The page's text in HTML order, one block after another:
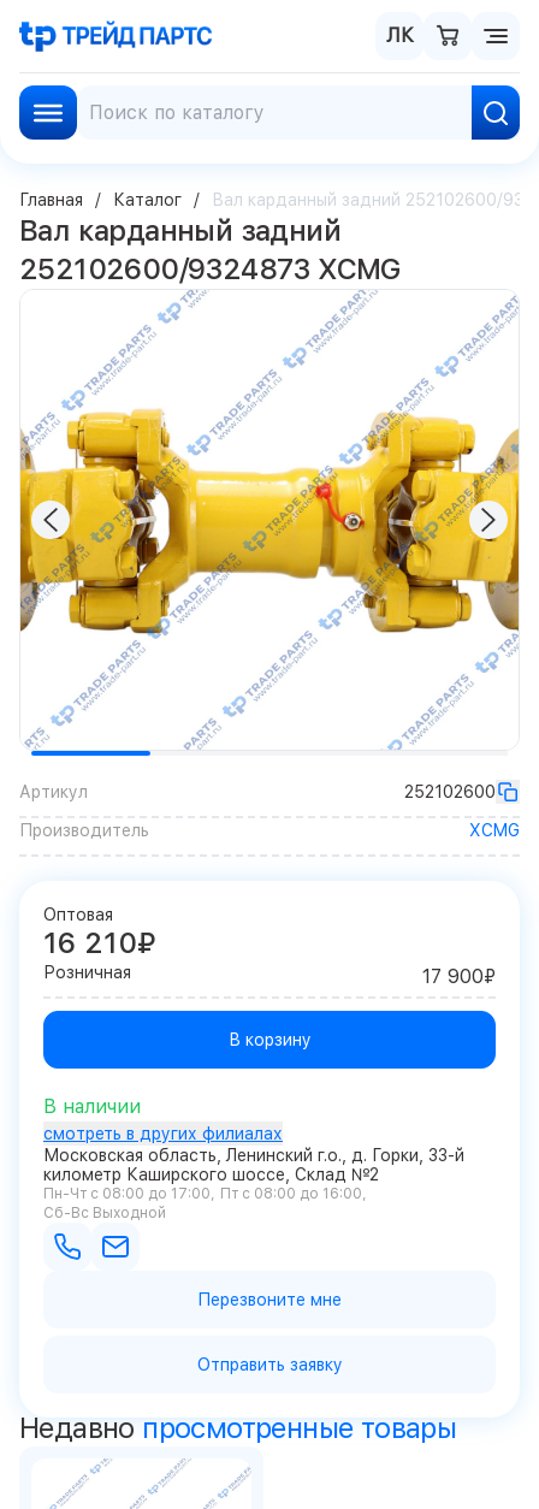
ЛК
Главная Каталог Вал карданный задний 252102600/
Вал карданный задний
252102600/9324873 XCMG
Артикул
252102600
Производитель
XCMG
Оптовая
16 210₽
Розничная 17 900₽
В корзину
В наличии
смотреть в других филиалах
Московская область, Ленинский г.о., д. Горки, 33-й
километр Каширского шоссе, Склад №2
Пн-Чт с 08:00 до 17:00
Пт с 08:00 до 16:00
Сб-Вс Выходной
Перезвоните мне
Отправить заявку
Недавно просмотренные товары